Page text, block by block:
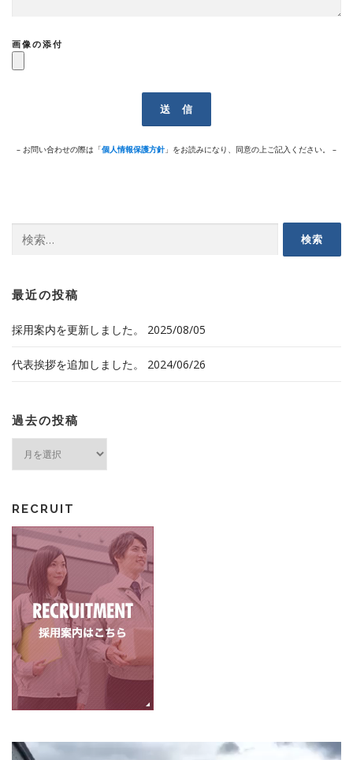
画像の添付
– お問い合わせの際は「個人情報保護方針 」をお読みになり、同意の上ご記入ください。 –
索:
最近の投稿
採用案内を更新しました。 2025/08/05
代表挨拶を追加しました。 2024/06/26
過去の投稿
投
RECRUIT
動